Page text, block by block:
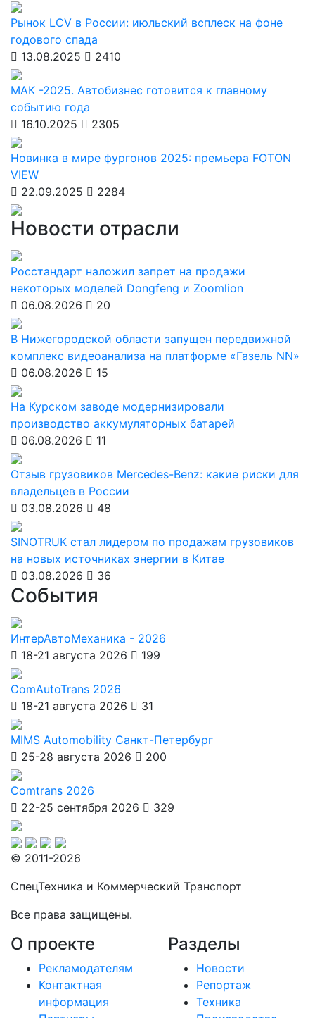
Рынок LCV в России: июльский всплеск на фоне
годового спада
13.08.2025
2410
МАК -2025. Автобизнес готовится к главному
событию года
16.10.2025
2305
Новинка в мире фургонов 2025: премьера FOTON
VIEW
22.09.2025
2284
Новости отрасли
Росстандарт наложил запрет на продажи
некоторых моделей Dongfeng и Zoomlion
06.08.2026
20
В Нижегородской области запущен передвижной
комплекс видеоанализа на платформе «Газель NN»
06.08.2026
15
На Курском заводе модернизировали
производство аккумуляторных батарей
06.08.2026
11
Отзыв грузовиков Mercedes-Benz: какие риски для
владельцев в России
03.08.2026
48
SINOTRUK стал лидером по продажам грузовиков
на новых источниках энергии в Китае
03.08.2026
36
События
ИнтерАвтоМеханика - 2026
18-21 августа 2026
199
ComAutoTrans 2026
18-21 августа 2026
31
MIMS Automobility Санкт-Петербург
25-28 августа 2026
200
Comtrans 2026
22-25 сентября 2026
329
© 2011-2026
СпецТехника и Коммерческий Транспорт
Все права защищены.
О проекте
Рекламодателям
Контактная
информация
Разделы
Новости
Репортаж
Техника